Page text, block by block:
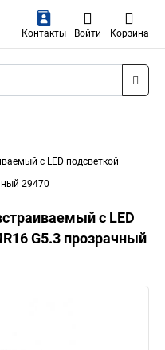
Контакты Войти Корзина
с LED подсветкой
29470
с LED
G5.3 прозрачный